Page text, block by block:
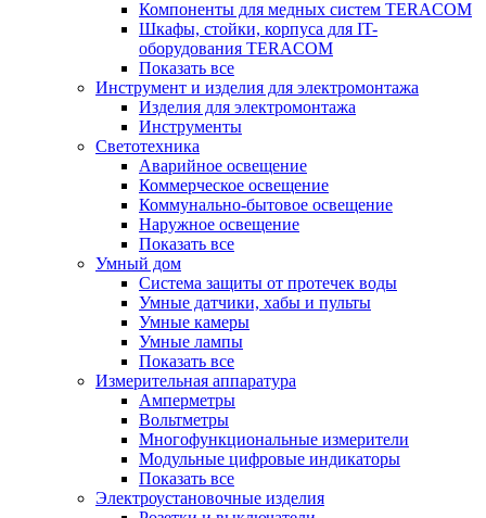
Компоненты для медных систем TERACOM
Шкафы, стойки, корпуса для IT-
оборудования TERACOM
Показать все
Инструмент и изделия для электромонтажа
Изделия для электромонтажа
Инструменты
Светотехника
Аварийное освещение
Коммерческое освещение
Коммунально-бытовое освещение
Наружное освещение
Показать все
Умный дом
Система защиты от протечек воды
Умные датчики, хабы и пульты
Умные камеры
Умные лампы
Показать все
Измерительная аппаратура
Амперметры
Вольтметры
Многофункциональные измерители
Модульные цифровые индикаторы
Показать все
Электроустановочные изделия